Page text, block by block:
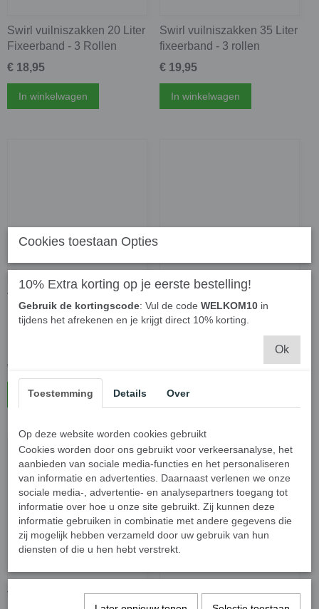
Swirl vuilniszakken 20 Liter
Fixeerband - 3 Rollen
€ 18,95
In winkelwagen
Swirl vuilniszakken 35 Liter
fixeerband - 3 rollen
€ 19,95
In winkelwagen
Vuilniszakken 35 liter
blauwgrijs trekband - 6
rollen
€ 22,95
In winkelwagen
Scheurvast & Lekvrij met
handvatten 35 Liter - 4
In winkelwagen
Vuilniszakken 20 Liter
Swirl vuilniszakken
Cookies toestaan Opties
10% Extra korting op je eerste bestelling!
Gebruik de kortingscode: Vul de code WELKOM10 in
tijdens het afrekenen en je krijgt direct 10% korting.
Ok
Toestemming Details Over
Op deze website worden cookies gebruikt
Cookies worden door ons gebruikt voor verkeersanalyse, het
aanbieden van sociale media-functies en het personaliseren
van informatie en advertenties. Daarnaast verlenen we onze
sociale media-, advertentie- en analysepartners toegang tot
informatie over hoe u onze site gebruikt. Zij kunnen deze
informatie gebruiken in combinatie met andere gegevens die
zij mogelijk hebben verzameld door uw gebruik van hun
diensten of die u hen hebt verstrekt.